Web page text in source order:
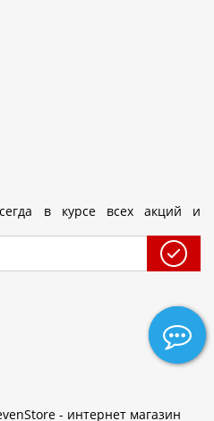
в курсе всех акций и
- интернет магазин